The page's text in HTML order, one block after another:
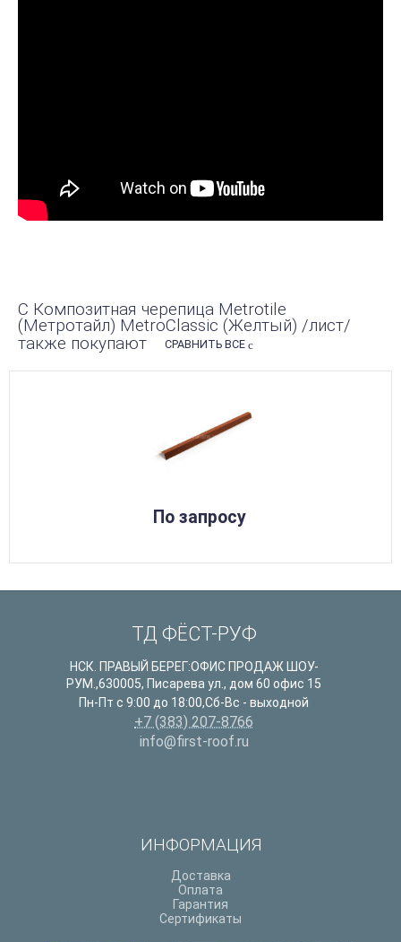
С Композитная черепица Metrotile
(Метротайл) MetroClassic (Желтый) /лист/
также покупают
СРАВНИТЬ ВСЕ
По запросу
ТД ФЁСТ-РУФ
НСК. ПРАВЫЙ БЕРЕГ:ОФИС ПРОДАЖ ШОУ-
РУМ.,630005, Писарева ул., дом 60 офис 15
Пн-Пт с 9:00 до 18:00,Сб-Вс - выходной
+7 (383) 207-8766
info@first-roof.ru
ИНФОРМАЦИЯ
Доставка
Оплата
Гарантия
Сертификаты